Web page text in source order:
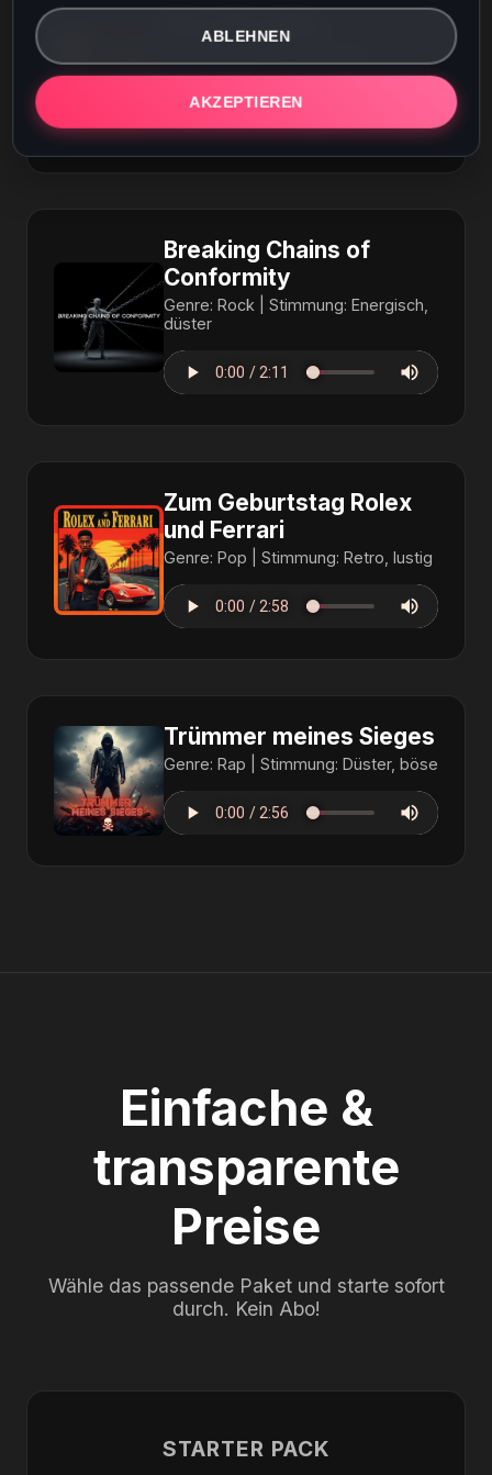
ABLEHNEN
AKZEPTIEREN
Eine alte Liebe
Romantisch
Breaking Chains of
Conformity
Genre: Rock | Stimmung: Energisch,
düster
Zum Geburtstag Rolex
und Ferrari
Genre: Pop | Stimmung: Retro, lustig
Trümmer meines Sieges
Genre: Rap | Stimmung: Düster, böse
Einfache &
transparente
Preise
Wähle das passende Paket und starte sofort
durch. Kein Abo!
STARTER PACK